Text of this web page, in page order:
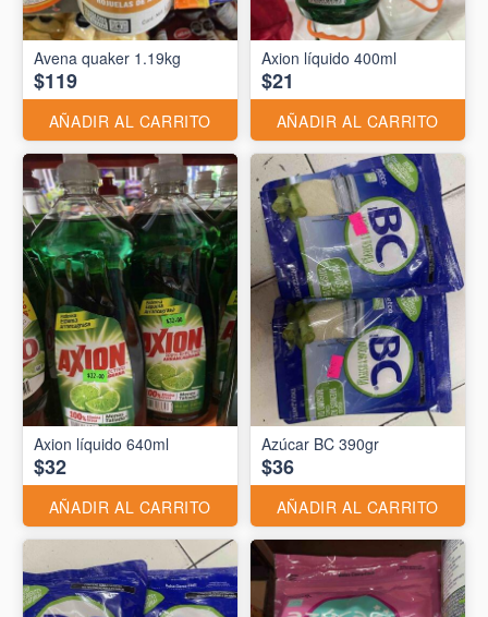
Avena quaker 1.19kg
$119
AÑADIR AL CARRITO
Axion líquido 400ml
$21
AÑADIR AL CARRITO
Axion líquido 640ml
$32
AÑADIR AL CARRITO
Azúcar BC 390gr
$36
AÑADIR AL CARRITO